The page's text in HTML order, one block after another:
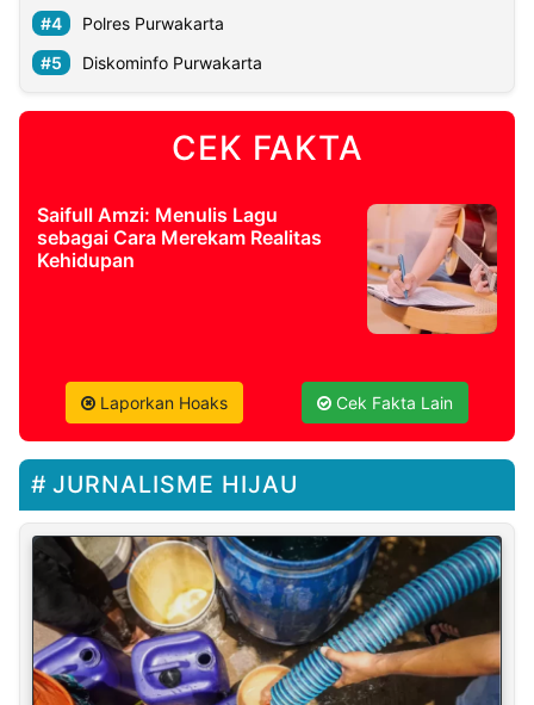
Polres Purwakarta
Diskominfo Purwakarta
CEK FAKTA
Saifull Amzi: Menulis Lagu
sebagai Cara Merekam Realitas
Kehidupan
Laporkan Hoaks Cek Fakta Lain
JURNALISME HIJAU